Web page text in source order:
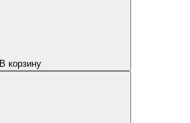
В корзину